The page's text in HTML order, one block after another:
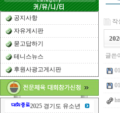
공지사항
자유게시판
묻고답하기
테니스뉴스
후원사광고게시판
2025 경기도 유소년
작
글쓴